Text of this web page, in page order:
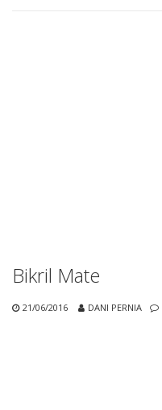
Bikril Mate
21/06/2016 DANI PERNIA